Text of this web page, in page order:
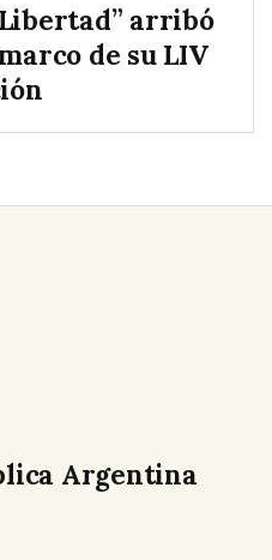
arribó
de su LIV
Argentina